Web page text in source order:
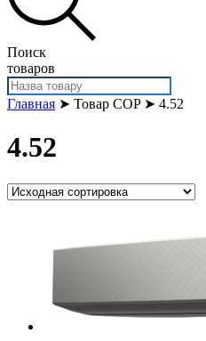
Поиск
товаров
Главная ➤ Товар COP ➤ 4.52
4.52